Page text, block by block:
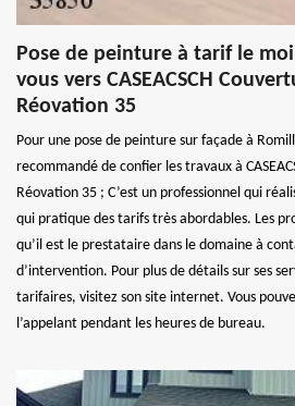
Pose de peinture à tarif le
vous vers CASEACSCH
Réovation 35
Pour une pose de peinture sur façade à
recommandé de confier les travaux à
Réovation 35 ; C’est un professionnel qui
qui pratique des tarifs très abordables. Les
qu’il est le prestataire dans le domaine à
d’intervention. Pour plus de détails sur ses
tarifaires, visitez son site internet. Vous
l’appelant pendant les heures de bureau.